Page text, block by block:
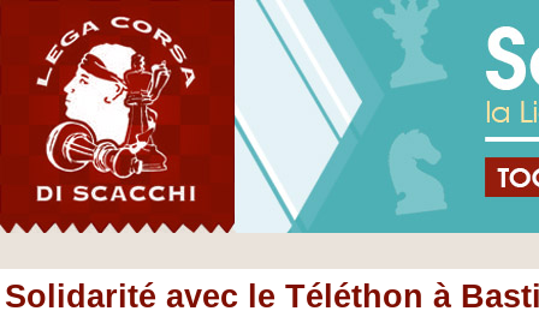
Solidarité avec le Téléthon à